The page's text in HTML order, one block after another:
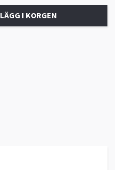
LÄGG I KORGEN